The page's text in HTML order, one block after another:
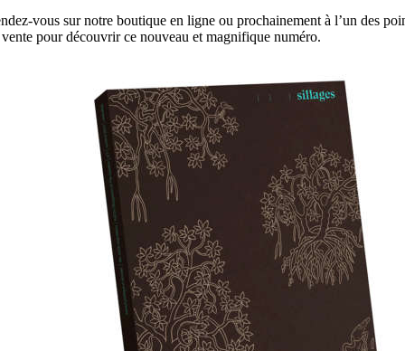
vous sur notre boutique en ligne ou prochainement à l’un des
pour découvrir ce nouveau et magnifique numéro.